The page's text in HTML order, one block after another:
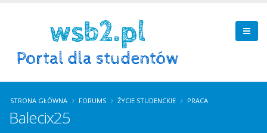
STRONA GŁÓWNA FORUMS ŻYCIE STUDENCKIE PRACA
Balecix25